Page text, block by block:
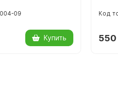
09
Купить 550